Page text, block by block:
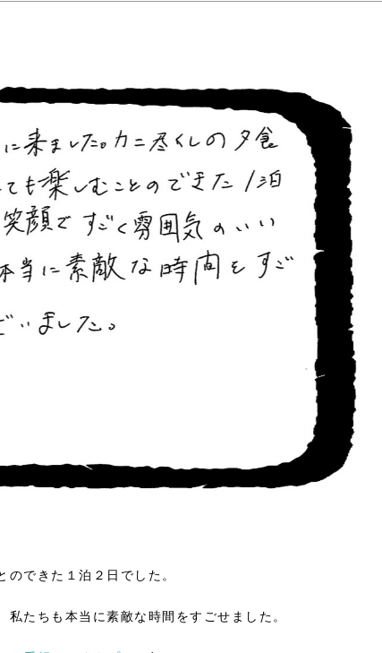
できた１泊２日でした。
私たちも本当に素敵な時間をすごせました。